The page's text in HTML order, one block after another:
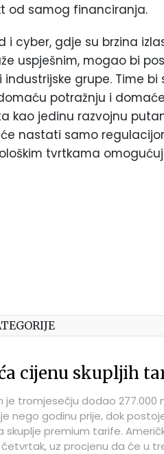
od samog financiranja.
i cyber, gdje su brzina
uspješnim, mogao bi
grupe. Time bi
potražnju i
kao jedinu razvojnu
nastati samo
tvrtkama
cijenu skupljih
je tromjesečju dodao
nego godinu prije, dok
skuplje premium tarife.
uz procjenu da će u